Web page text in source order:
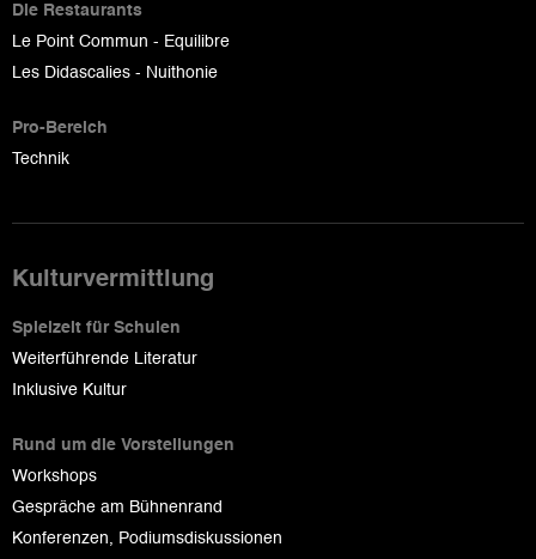
Die Restaurants
Le Point Commun - Equilibre
Les Didascalies - Nuithonie
Pro-Bereich
Technik
Kulturvermittlung
Spielzeit für Schulen
Weiterführende Literatur
Inklusive Kultur
Rund um die Vorstellungen
Workshops
Gespräche am Bühnenrand
Konferenzen, Podiumsdiskussionen